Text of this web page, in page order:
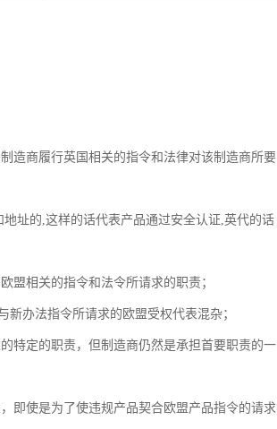
造商履行英国相关的指令和法律对该制造商所要
址的,这样的话代表产品通过安全认证,英代的话
盟相关的指令和法令所请求的职责；
办法指令所请求的欧盟受权代表混杂；
特定的职责，但制造商仍然是承担首要职责的一
即使是为了使违规产品契合欧盟产品指令的请求